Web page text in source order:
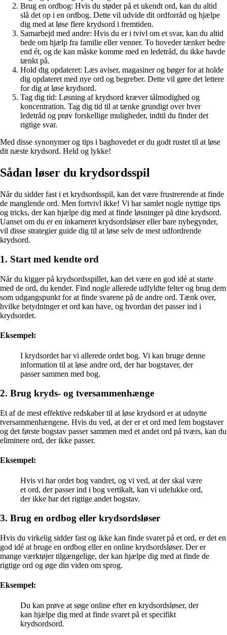
Brug en ordbog: Hvis du støder på et ukendt ord, kan du altid
slå det op i en ordbog. Dette vil udvide dit ordforråd og hjælpe
dig med at løse flere krydsord i fremtiden.
Samarbejd med andre: Hvis du er i tvivl om et svar, kan du altid
bede om hjælp fra familie eller venner. To hoveder tænker bedre
end ét, og de kan måske komme med en ledetråd, du ikke havde
tænkt på.
Hold dig opdateret: Læs aviser, magasiner og bøger for at holde
dig opdateret med nye ord og begreber. Dette vil gøre det lettere
for dig at løse krydsord.
Tag dig tid: Løsning af krydsord kræver tålmodighed og
koncentration. Tag dig tid til at tænke grundigt over hver
ledetråd og prøv forskellige muligheder, indtil du finder det
rigtige svar.
Med disse synonymer og tips i baghovedet er du godt rustet til at løse
dit næste krydsord. Held og lykke!
Sådan løser du krydsordsspil
Når du sidder fast i et krydsordsspil, kan det være frustrerende at finde
de manglende ord. Men fortvivl ikke! Vi har samlet nogle nyttige tips
og tricks, der kan hjælpe dig med at finde løsninger på dine krydsord.
Uanset om du er en inkarneret krydsordsløser eller bare nybegynder,
vil disse strategier guide dig til at løse selv de mest udfordrende
krydsord.
1. Start med kendte ord
Når du kigger på krydsordsspillet, kan det være en god idé at starte
med de ord, du kender. Find nogle allerede udfyldte felter og brug dem
som udgangspunkt for at finde svarene på de andre ord. Tænk over,
hvilke betydninger et ord kan have, og hvordan det passer ind i
krydsordet.
Eksempel:
I krydsordet har vi allerede ordet bog. Vi kan bruge denne
information til at løse andre ord, der har bogstaver, der
passer sammen med bog.
2. Brug kryds- og tversammenhænge
Et af de mest effektive redskaber til at løse krydsord er at udnytte
tversammenhængene. Hvis du ved, at der er et ord med fem bogstaver
og det første bogstav passer sammen med et andet ord på tværs, kan du
eliminere ord, der ikke passer.
Eksempel:
Hvis vi har ordet bog vandret, og vi ved, at der skal være
et ord, der passer ind i bog vertikalt, kan vi udelukke ord,
der ikke har det rigtige andet bogstav.
3. Brug en ordbog eller krydsordsløser
Hvis du virkelig sidder fast og ikke kan finde svaret på et ord, er det en
god idé at bruge en ordbog eller en online krydsordsløser. Der er
mange værktøjer tilgængelige, der kan hjælpe dig med at finde de
rigtige ord og øge din viden om sprog.
Eksempel:
Du kan prøve at søge online efter en krydsordsløser, der
kan hjælpe dig med at finde svaret på et specifikt
krydsordsord.